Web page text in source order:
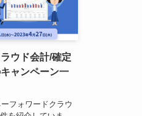
ウド会計/確定
ャンペーン一
フォワードクラウ